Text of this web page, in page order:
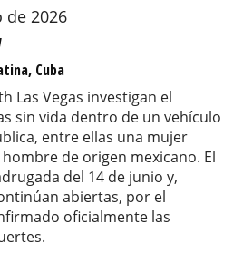
de 2026
Cuba
Las Vegas investigan el
sin vida dentro de un vehículo
entre ellas una mujer
de origen mexicano. El
del 14 de junio y,
abiertas, por el
oficialmente las